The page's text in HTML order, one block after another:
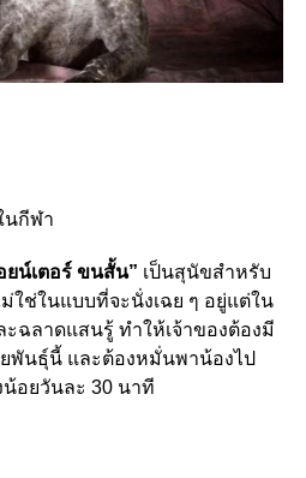
นกีฬา
น์เตอร์ ขนสั้น” เป็นสุนัขสำหรับ
ใช่ในแบบที่จะนั่งเฉย ๆ อยู่แต่ใน
ฉลาดแสนรู้ ทำให้เจ้าของต้องมี
พันธุ์นี้ และต้องหมั่นพาน้องไป
น้อยวันละ 30 นาที